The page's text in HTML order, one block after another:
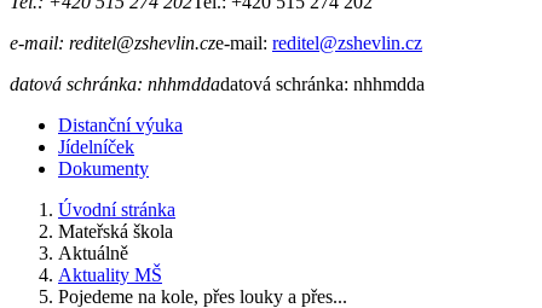
e-mail: reditel@zshevlin.cze-mail: reditel@zshevlin.cz
datová schránka: nhhmddadatová schránka: nhhmdda
Distanční výuka
Jídelníček
Dokumenty
Úvodní stránka
Mateřská škola
Aktuálně
Aktuality MŠ
Pojedeme na kole, přes louky a přes...